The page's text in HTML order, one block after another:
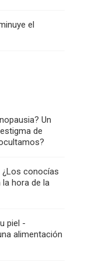
el
Un
estigma de
¿Los conocías
la hora de la
piel -
alimentación